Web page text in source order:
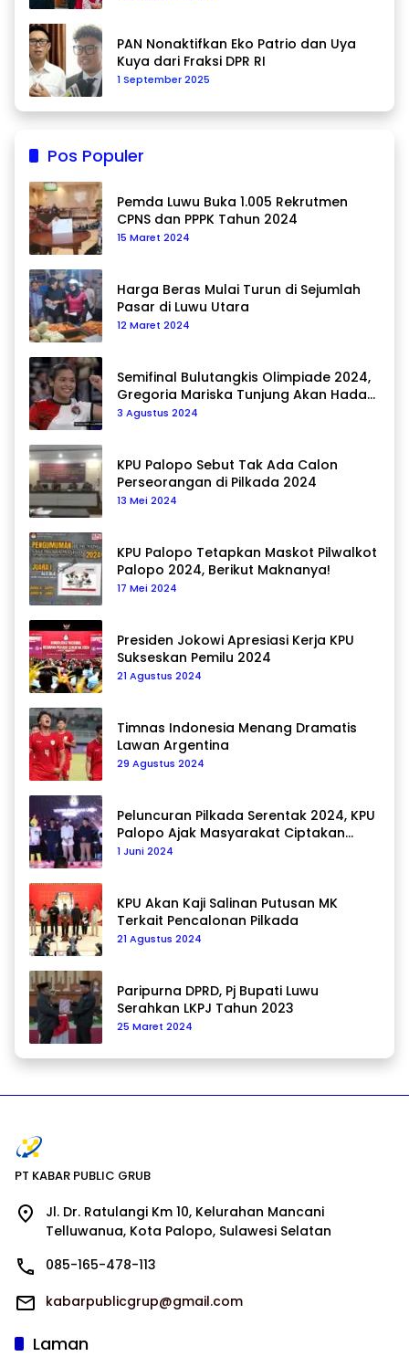
PAN Nonaktifkan Eko Patrio dan Uya
Kuya dari Fraksi DPR RI
1 September 2025
Pos Populer
Pemda Luwu Buka 1.005 Rekrutmen
CPNS dan PPPK Tahun 2024
15 Maret 2024
Harga Beras Mulai Turun di Sejumlah
Pasar di Luwu Utara
12 Maret 2024
Semifinal Bulutangkis Olimpiade 2024,
Gregoria Mariska Tunjung Akan Hadapi
Pemain Asal Korea Selatan
3 Agustus 2024
KPU Palopo Sebut Tak Ada Calon
Perseorangan di Pilkada 2024
13 Mei 2024
KPU Palopo Tetapkan Maskot Pilwalkot
Palopo 2024, Berikut Maknanya!
17 Mei 2024
Presiden Jokowi Apresiasi Kerja KPU
Sukseskan Pemilu 2024
21 Agustus 2024
Timnas Indonesia Menang Dramatis
Lawan Argentina
29 Agustus 2024
Peluncuran Pilkada Serentak 2024, KPU
Palopo Ajak Masyarakat Ciptakan
Pilkada Damai
1 Juni 2024
KPU Akan Kaji Salinan Putusan MK
Terkait Pencalonan Pilkada
21 Agustus 2024
Paripurna DPRD, Pj Bupati Luwu
Serahkan LKPJ Tahun 2023
25 Maret 2024
PT KABAR PUBLIC GRUB
Jl. Dr. Ratulangi Km 10, Kelurahan Mancani
Telluwanua, Kota Palopo, Sulawesi Selatan
085-165-478-113
kabarpublicgrup@gmail.com
Laman